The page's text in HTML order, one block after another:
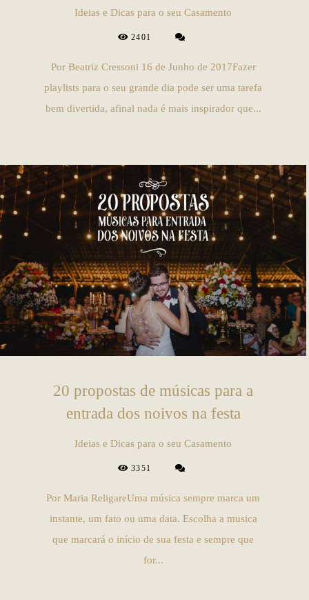
Ideias e Dicas para o seu Casamento
2401
Por Beatriz Cressoni 16 de Junho de 2017Fazer
playlists para o seu grande dia pode ser uma tarefa
bem divertida, afinal nada é mais inspirador que...
20 propostas de músicas para a
entrada dos noivos na festa
Ideias e Dicas para o seu Casamento
3351
Por Maria ReligareUma música sempre marca um
instante, um fato ou uma data. Escolha a musica
que marcará o início de sua festa e sempre que
for...